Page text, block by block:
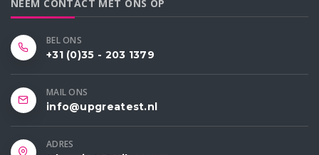
NEEM CONTACT MET ONS OP
BEL ONS
+31 (0)35 - 203 1379
MAIL ONS
info@upgreatest.nl
ADRES